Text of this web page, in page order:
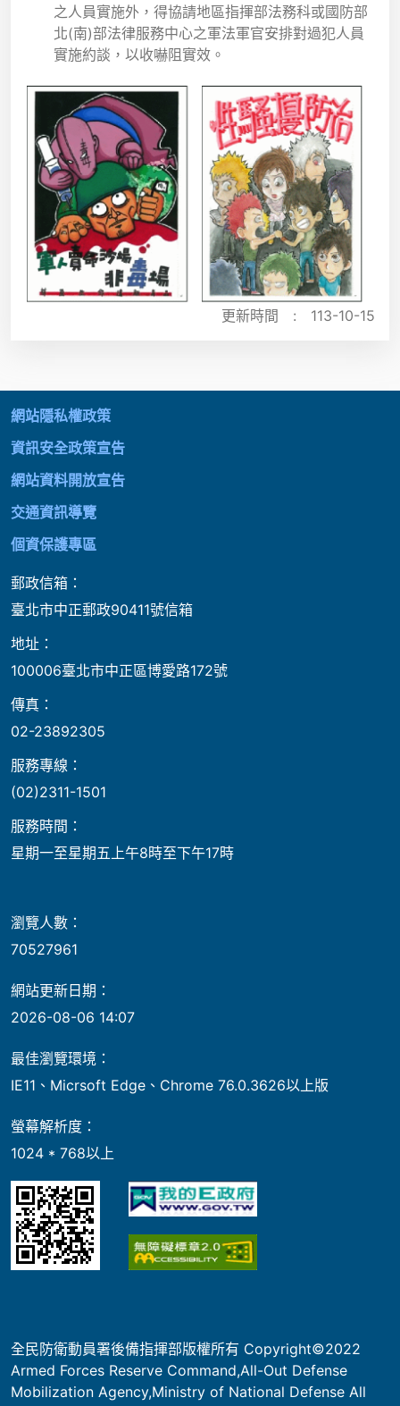
之人員實施外，得協請地區指揮部法務科或國防部
北(南)部法律服務中心之軍法軍官安排對過犯人員
實施約談，以收嚇阻實效。
更新時間 : 113-10-15
網站隱私權政策
資訊安全政策宣告
網站資料開放宣告
交通資訊導覽
個資保護專區
郵政信箱：
臺北市中正郵政90411號信箱
地址：
100006臺北市中正區博愛路172號
傳真：
02-23892305
服務專線：
(02)2311-1501
服務時間：
星期一至星期五上午8時至下午17時
瀏覽人數：
70527961
網站更新日期：
2026-08-06 14:07
最佳瀏覽環境：
IE11、Micrsoft Edge、Chrome 76.0.3626以上版
螢幕解析度：
1024 * 768以上
全民防衛動員署後備指揮部版權所有 Copyright©2022
Armed Forces Reserve Command,All-Out Defense
Mobilization Agency,Ministry of National Defense All